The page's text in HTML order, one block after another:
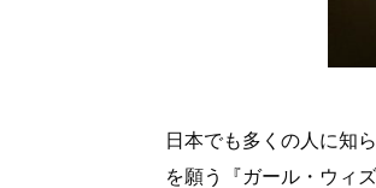
日本でも多くの人に知
を願う『ガール・ウィ